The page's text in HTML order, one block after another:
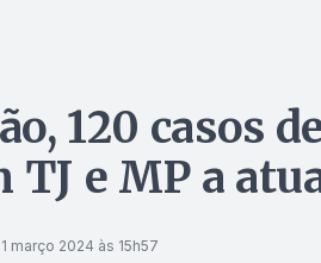
120 casos
TJ e MP a
março 2024 às 15h57